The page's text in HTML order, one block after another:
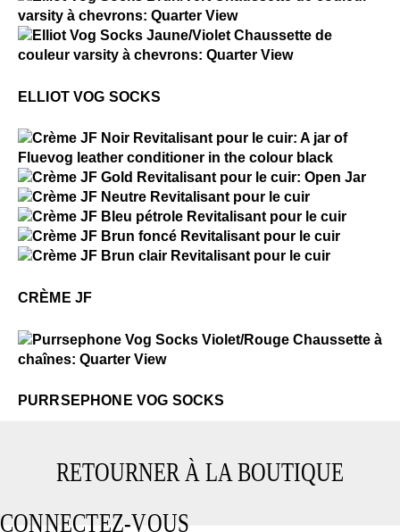
Elliot Vog Socks
ELLIOT VOG SOCKS
Crème JF
Crème JF
Crème JF
Crème JF
Crème JF
CRÈME JF
PURRSEPHONE VOG SOCKS
RETOURNER À LA BOUTIQUE
CONNECTEZ-VOUS